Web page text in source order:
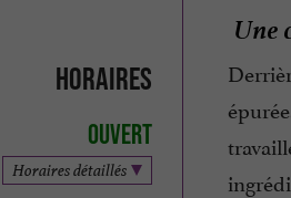
Horaires
Ouvert
Horaires détaillés
Une